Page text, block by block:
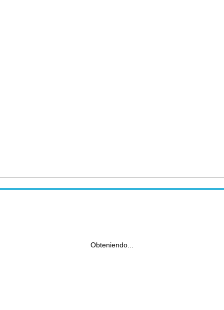
Obteniendo...